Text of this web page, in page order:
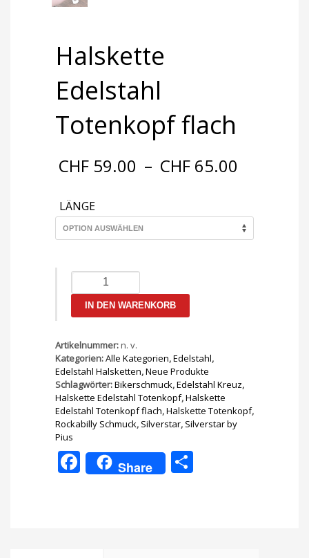
Halskette
Edelstahl
Totenkopf flach
CHF 59.00 – CHF 65.00
LÄNGE
Halskette
Edelstahl
Totenkopf
flach
IN DEN WARENKORB
Artikelnummer:n. v.
Kategorien:Alle Kategorien,Edelstahl,
Edelstahl Halsketten,Neue Produkte
Schlagwörter:Bikerschmuck,Edelstahl Kreuz,
Halskette Edelstahl Totenkopf,Halskette
Edelstahl Totenkopf flach,Halskette Totenkopf,
Rockabilly Schmuck, Silverstar, Silverstar by
Pius
Facebook
Share